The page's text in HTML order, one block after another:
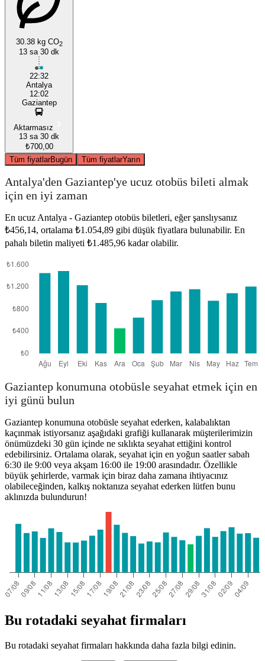
30.38 kg CO2
13 sa 30 dk
22:32
Antalya
12:02
Gaziantep
Aktarmasız
13 sa 30 dk
₺700,00
Tüm fiyatlarBugün Tüm fiyatlarYarın
Antalya'den Gaziantep'ye ucuz otobüs bileti almak
için en iyi zaman
En ucuz Antalya - Gaziantep otobüs biletleri, eğer şanslıysanız
₺456,14, ortalama ₺1.054,89 gibi düşük fiyatlara bulunabilir. En
pahalı biletin maliyeti ₺1.485,96 kadar olabilir.
Gaziantep konumuna otobüsle seyahat etmek için en
iyi günü bulun
Gaziantep konumuna otobüsle seyahat ederken, kalabalıktan
kaçınmak istiyorsanız aşağıdaki grafiği kullanarak müşterilerimizin
önümüzdeki 30 gün içinde ne sıklıkta seyahat ettiğini kontrol
edebilirsiniz. Ortalama olarak, seyahat için en yoğun saatler sabah
6:30 ile 9:00 veya akşam 16:00 ile 19:00 arasındadır. Özellikle
büyük şehirlerde, varmak için biraz daha zamana ihtiyacınız
olabileceğinden, kalkış noktanıza seyahat ederken lütfen bunu
aklınızda bulundurun!
Bu rotadaki seyahat firmaları
Bu rotadaki seyahat firmaları hakkında daha fazla bilgi edinin.